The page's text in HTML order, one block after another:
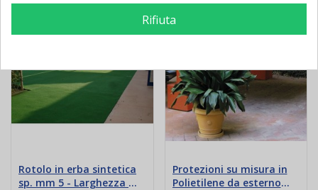
Rotolo in erba sintetica
sp. mm 5 - Larghezza mt
Protezioni su misura in
Polietilene da esterno
Rifiuta